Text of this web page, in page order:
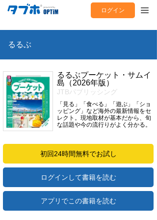
ログイン
るるぶ
るるぶプーケット・サムイ
島（2026年版）
JTBパブリッシング
「見る」「食べる」「遊ぶ」「ショ
ッピング」など海外の最新情報をセ
レクト。現地取材が基本だから、旬
な話題や今の流行りがよく分かる。
初回24時間無料でお試し
ログインして書籍を読む
アプリでこの書籍を読む